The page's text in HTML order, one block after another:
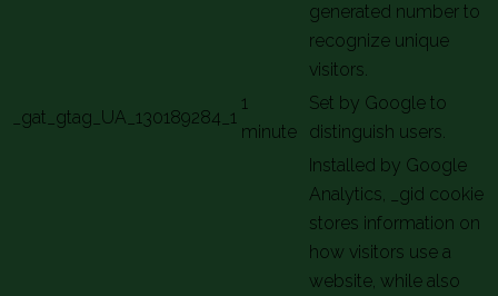
generated number to
recognize unique
visitors.
_gat_gtag_UA_130189284_1
1
minute
Set by Google to
distinguish users.
Installed by Google
Analytics, _gid cookie
stores information on
how visitors use a
website, while also